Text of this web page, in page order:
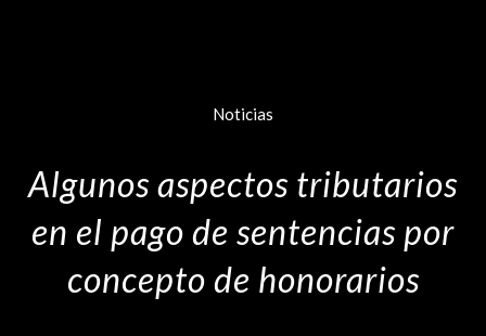
Noticias
Algunos aspectos tributarios
en el pago de sentencias por
concepto de honorarios